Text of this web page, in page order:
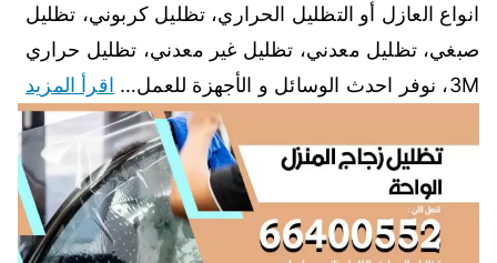
انواع العازل أو التظليل الحراري، تظليل كربوني، تظليل
صبغي، تظليل معدني، تظليل غير معدني، تظليل حراري
3M، نوفر احدث الوسائل و الأجهزة للعمل…
اقرأ المزيد